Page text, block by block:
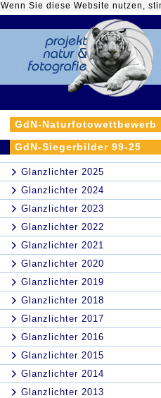
Wenn Sie diese Website nutzen,
GdN-Naturfotowettbewerb
GdN-Siegerbilder 99-25
Glanzlichter 2025
Glanzlichter 2024
Glanzlichter 2023
Glanzlichter 2022
Glanzlichter 2021
Glanzlichter 2020
Glanzlichter 2019
Glanzlichter 2018
Glanzlichter 2017
Glanzlichter 2016
Glanzlichter 2015
Glanzlichter 2014
Glanzlichter 2013